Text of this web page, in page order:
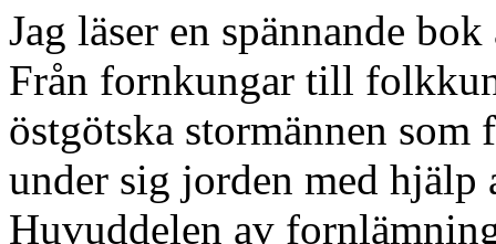
Jag läser en spännande
Från fornkungar till
östgötska stormännen
under sig jorden med hjälp
Huvuddelen av